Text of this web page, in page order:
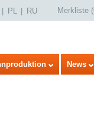
PL RU Merkliste (
News